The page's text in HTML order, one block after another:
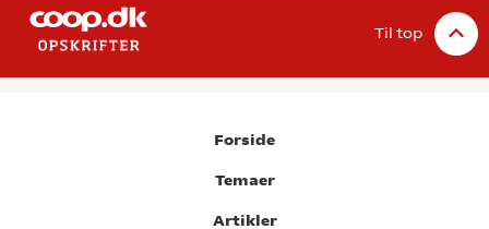
Til top
Forside
Temaer
Artikler